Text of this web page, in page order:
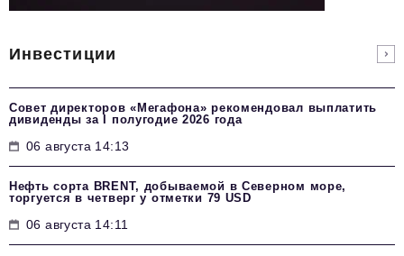
Инвестиции
Совет директоров «Мегафона» рекомендовал выплатить
дивиденды за I полугодие 2026 года
06 августа 14:13
Нефть сорта BRENT, добываемой в Северном море,
торгуется в четверг у отметки 79 USD
06 августа 14:11